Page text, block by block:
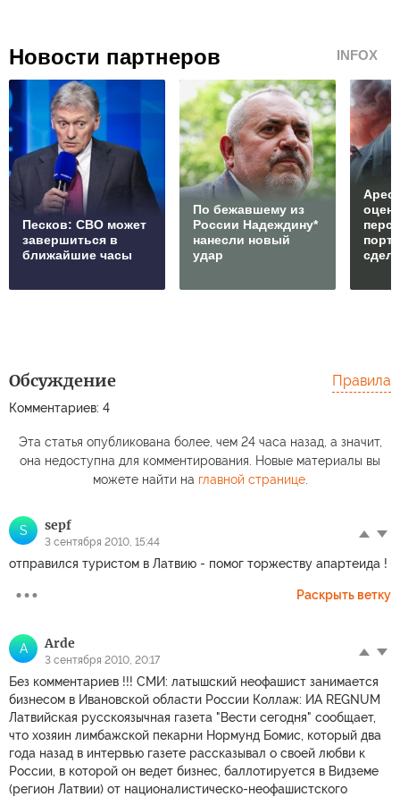
Новости партнеров INFOX
Песков: СВО может
завершиться в
ближайшие часы
По бежавшему из
России Надеждину*
нанесли новый
удар
Обсуждение
Комментариев: 4
Правила
Эта статья опубликована более, чем 24 часа назад, а значит,
она недоступна для комментирования. Новые материалы вы
можете найти на главной странице.
S sepf
3 сентября 2010, 15:44
отправился туристом в Латвию - помог торжеству апартеида !
Раскрыть ветку
A Arde
3 сентября 2010, 20:17
Без комментариев !!! СМИ: латышский неофашист занимается
бизнесом в Ивановской области России Коллаж: ИА REGNUM
Латвийская русскоязычная газета "Вести сегодня" сообщает,
что хозяин лимбажской пекарни Нормунд Бомис, который два
года назад в интервью газете рассказывал о своей любви к
России, в которой он ведет бизнес, баллотируется в Видземе
(регион Латвии) от националистическо-неофашистского